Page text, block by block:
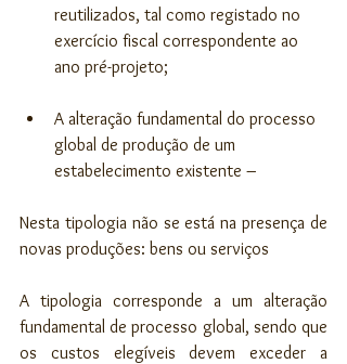
reutilizados, tal como registado no
exercício fiscal correspondente ao
ano pré-projeto;
A alteração fundamental do processo
global de produção de um
estabelecimento existente –
Nesta tipologia não se está na presença de
novas produções: bens ou serviços
A tipologia corresponde a um alteração
fundamental de processo global, sendo que
os custos elegíveis devem exceder a